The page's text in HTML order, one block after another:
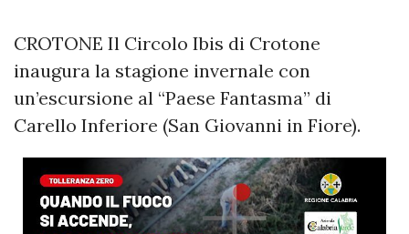
CROTONE Il Circolo Ibis di Crotone
inaugura la stagione invernale con
un’escursione al “Paese Fantasma” di
Carello Inferiore (San Giovanni in Fiore).